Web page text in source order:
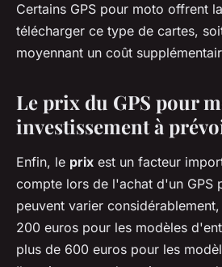
Certains GPS pour moto offrent
télécharger ce type de cartes,
moyennant un coût
Le prix du GPS pour
investissement à
Enfin, le prix est un facteur
compte lors de l'achat d'un GPS
peuvent varier
200 euros pour les modèles
plus de 600 euros pour les